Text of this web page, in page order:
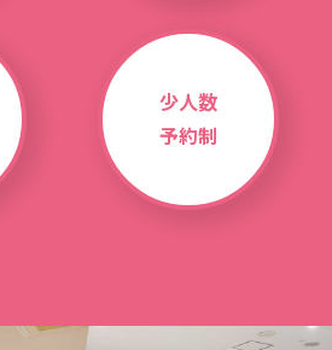
少人数
予約制